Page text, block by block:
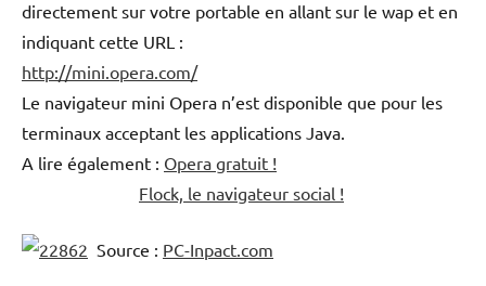
directement sur votre portable en allant sur le wap et en
indiquant cette URL :
http://mini.opera.com/
Le navigateur mini Opera n’est disponible que pour les
terminaux acceptant les applications Java.
A lire également : Opera gratuit !
Flock, le navigateur social !
Source : PC-Inpact.com